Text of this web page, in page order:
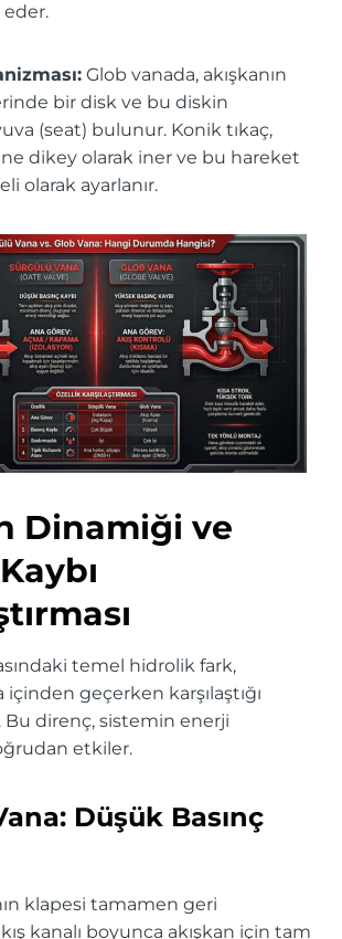
Glob vanada, akışkanın
bir disk ve bu diskin
(seat) bulunur. Konik tıkaç,
dikey olarak iner ve bu hareket
olarak ayarlanır.
Dinamiği ve
temel hidrolik fark,
içinden geçerken karşılaştığı
direnç, sistemin enerji
etkiler.
Düşük Basınç
klapesi tamamen geri
kanalı boyunca akışkan için tam